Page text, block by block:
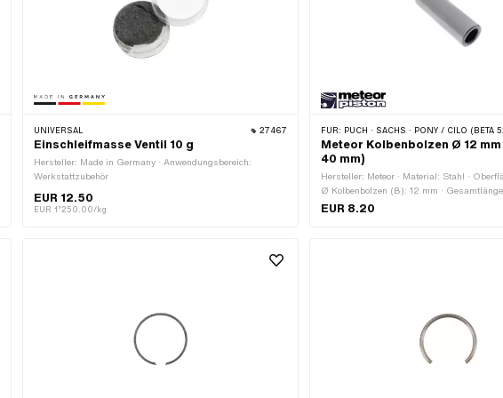
UNIVERSAL 27467
Einschleifmasse Ventil 10 g
Hersteller: Made in Germany · Anwendungsbereich:
Werkstattzubehör
EUR 12.50
EUR 1’250.00/kg
FÜR: PUCH · SACHS · PONY / CILO (BETA 521 & 512) · PIAGGIO · SOLEX · TOMOS · BYE BIKE · ALPA CHOPPER / TURBO · CILO · DKW · FANTIC · GARELLI · HONDA · HERCULES · ILO / JLO · KREIDLER · MALAGUTI · MBK / MOTOBÉCANE · MIELE · SUZUKI · MONARK ·
Meteor Kolbenbolzen Ø 12 mm
40 mm)
Hersteller: Meteor · Material: Stahl ·
Ø Kolbenbolzen (B): 12 mm ·
Gesamtlänge: 31.5 mm · Gesamtlänge: 33
EUR 8.20